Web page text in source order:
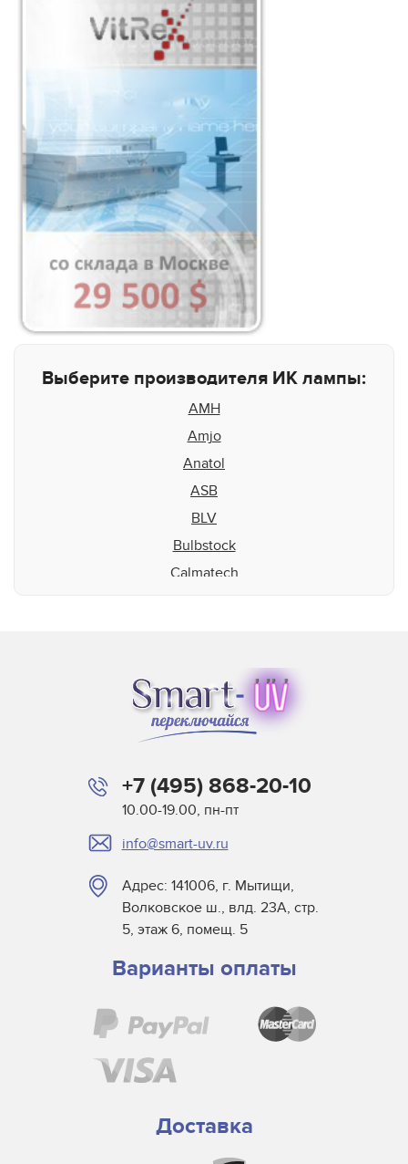
Выберите производителя ИК лампы:
AMH
Amjo
Anatol
ASB
BLV
Bulbstock
Calmatech
Dr. Fischer
Eiko
Electronic Systems
Fannon
GE
Hamada
Heidelberg
Heraeus
Kings Machinery
MAN Roland
+7 (495) 868-20-10
10.00-19.00, пн-пт
info@smart-uv.ru
Адрес: 141006, г. Мытищи,
Волковское ш., влд. 23А, стр.
5, этаж 6, помещ. 5
Варианты оплаты
Доставка